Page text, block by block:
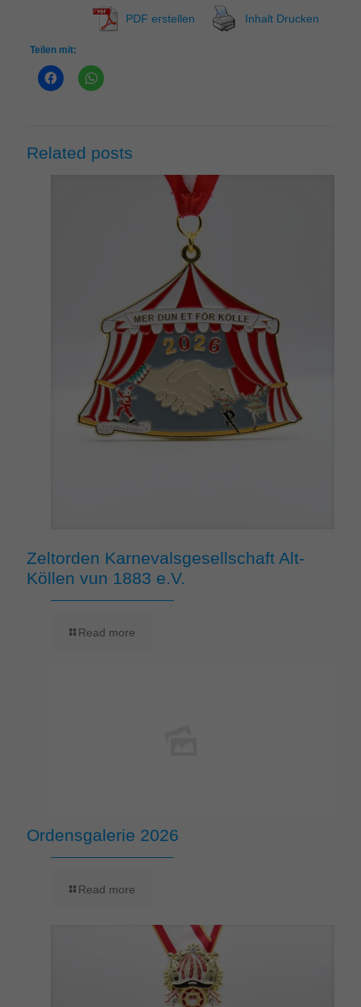
PDF erstellen Inhalt Drucken
Teilen mit:
Related posts
Zeltorden Karnevalsgesellschaft Alt-
Köllen vun 1883 e.V.
Read more
Ordensgalerie 2026
Read more